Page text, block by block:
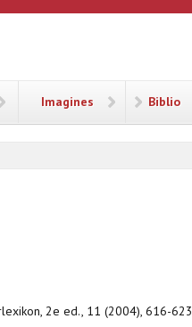
Imagines Biblio
2e ed., 11 (2004), 616-623